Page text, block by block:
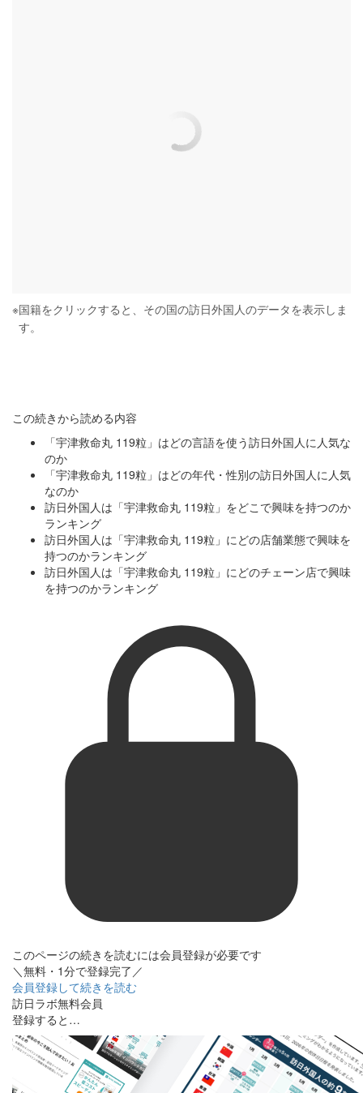
※国籍をクリックすると、その国の訪日外国人のデータを表示しま
す。
この続きから読める内容
「宇津救命丸 119粒」はどの言語を使う訪日外国人に人気な
のか
「宇津救命丸 119粒」はどの年代・性別の訪日外国人に人気
なのか
訪日外国人は「宇津救命丸 119粒」をどこで興味を持つのか
ランキング
訪日外国人は「宇津救命丸 119粒」にどの店舗業態で興味を
持つのかランキング
訪日外国人は「宇津救命丸 119粒」にどのチェーン店で興味
を持つのかランキング
このページの続きを読むには会員登録が必要です
＼無料・1分で登録完了／
会員登録して続きを読む
訪日ラボ無料会員
登録すると…